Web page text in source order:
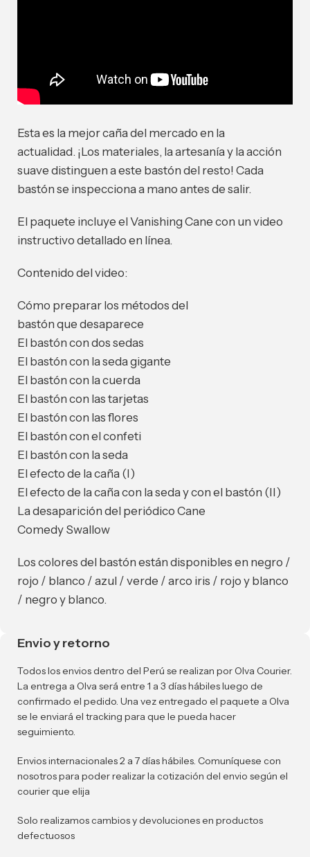
Esta es la mejor caña del mercado en la
actualidad. ¡Los materiales, la artesanía y la acción
suave distinguen a este bastón del resto! Cada
bastón se inspecciona a mano antes de salir.
El paquete incluye el Vanishing Cane con un video
instructivo detallado en línea.
Contenido del video:
Cómo preparar los métodos del
bastón que desaparece
El bastón con dos sedas
El bastón con la seda gigante
El bastón con la cuerda
El bastón con las tarjetas
El bastón con las flores
El bastón con el confeti
El bastón con la seda
El efecto de la caña (I)
El efecto de la caña con la seda y con el bastón (II)
La desaparición del periódico Cane
Comedy Swallow
Los colores del bastón están disponibles en negro /
rojo / blanco / azul / verde / arco iris / rojo y blanco
/ negro y blanco.
Envio y retorno
Todos los envios dentro del Perú se realizan por Olva Courier.
La entrega a Olva será entre 1 a 3 días hábiles luego de
confirmado el pedido. Una vez entregado el paquete a Olva
se le enviará el tracking para que le pueda hacer
seguimiento.
Envios internacionales 2 a 7 días hábiles. Comuníquese con
nosotros para poder realizar la cotización del envio según el
courier que elija
Solo realizamos cambios y devoluciones en productos
defectuosos